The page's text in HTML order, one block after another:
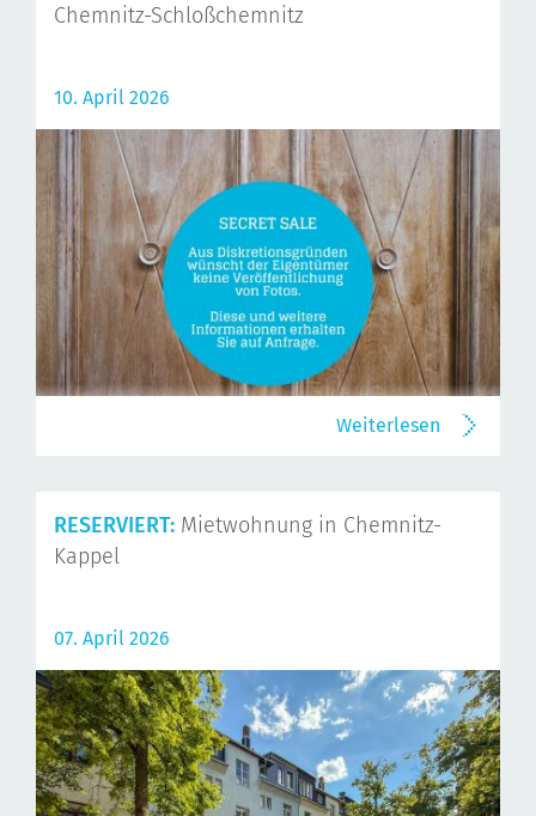
Chemnitz-Schloßchemnitz
10. April 2026
Weiterlesen
RESERVIERT: Mietwohnung in Chemnitz-
Kappel
07. April 2026